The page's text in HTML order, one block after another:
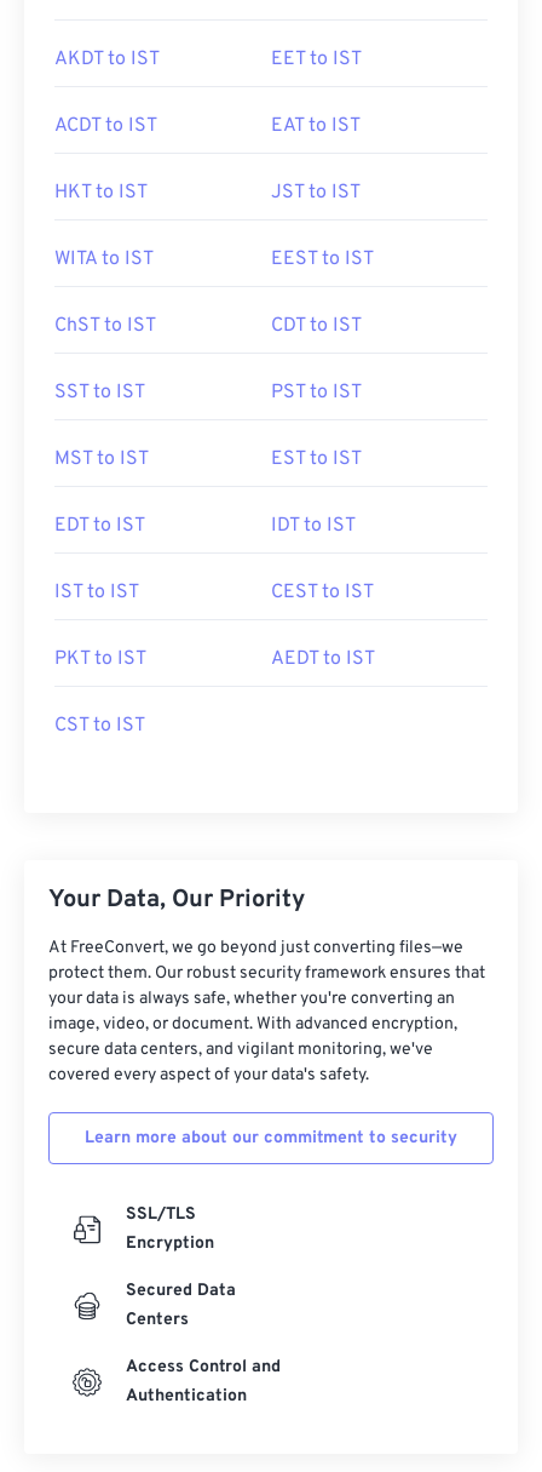
AKDT to IST EET to IST
ACDT to IST EAT to IST
HKT to IST JST to IST
WITA to IST EEST to IST
ChST to IST CDT to IST
SST to IST PST to IST
MST to IST EST to IST
EDT to IST IDT to IST
IST to IST CEST to IST
PKT to IST AEDT to IST
CST to IST
Your Data, Our Priority
At FreeConvert, we go beyond just converting files—we
protect them. Our robust security framework ensures that
your data is always safe, whether you're converting an
image, video, or document. With advanced encryption,
secure data centers, and vigilant monitoring, we've
covered every aspect of your data's safety.
Learn more about our commitment to security
SSL/TLS
Encryption
Secured Data
Centers
Access Control and
Authentication